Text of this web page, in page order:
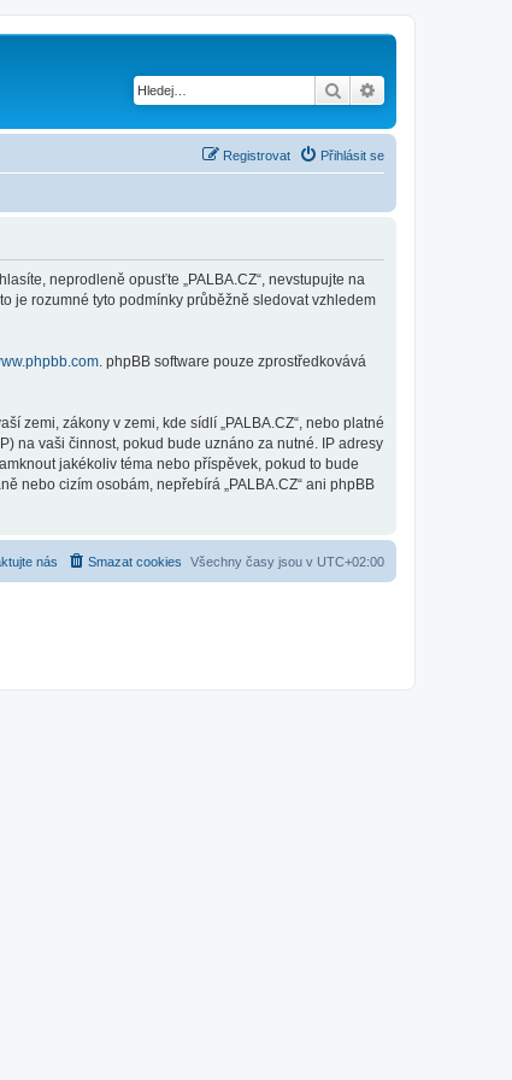
Hledat
Přihlásit se
Registrovat
neprodleně opusťte „PALBA.CZ“, nevstupujte na
je rozumné tyto podmínky průběžně sledovat vzhledem
. phpBB software pouze zprostředkovává
zemi, zákony v zemi, kde sídlí „PALBA.CZ“, nebo platné
na vaši činnost, pokud bude uznáno za nutné. IP adresy
jakékoliv téma nebo příspěvek, pokud to bude
nebo cizím osobám, nepřebírá „PALBA.CZ“ ani phpBB
Všechny časy jsou v UTC+02:00
Smazat cookies
nás